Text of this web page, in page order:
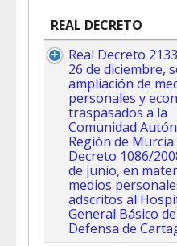
REAL DECRETO
Real Decreto
26 de diciembre,
ampliación de
personales y
traspasados a la
Comunidad
Región de
Decreto 1086/
de junio, en
medios
adscritos al
General Básico
Defensa de